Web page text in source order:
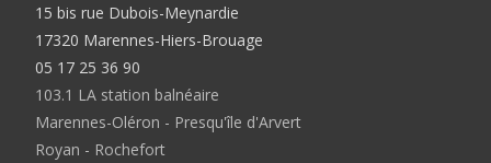
15 bis rue Dubois-Meynardie
17320 Marennes-Hiers-Brouage
05 17 25 36 90
103.1 LA station balnéaire
Marennes-Oléron - Presqu'île d'Arvert
Royan - Rochefort